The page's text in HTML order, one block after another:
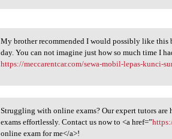
My brother recommended I
My brother recommended I would possibly like
day. You can not imagine just how so much time I
https://meccarentcar.com/sewa-mobil-lepas-kunci-
Struggling with online exams?
Struggling with online exams? Our expert tutors are
exams effortlessly. Contact us now to <a href=”
online exam for me</a>!